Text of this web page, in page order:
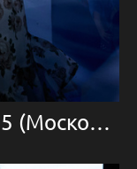
Moscow Fashion Fair 2025 (Московская Ярмарка Моды)